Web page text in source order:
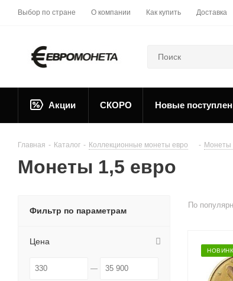
Выбор по стране О компании Как купить Доставка
Акции СКОРО Новые
Главная - Каталог - Коллекционные монеты евро - Монеты
Монеты 1,5 евро
По
Фильтр по параметрам
Цена